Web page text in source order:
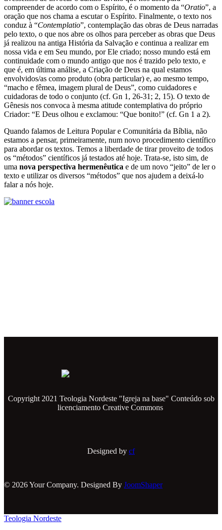
compreender de acordo com o Espírito, é o momento da “Oratio”, a
oração que nos chama a escutar o Espírito. Finalmente, o texto nos
conduz à “Contemplatio”, contemplação das obras de Deus narradas
pelo texto, o que nos abre os olhos para perceber as obras que Deus
já realizou na antiga História da Salvação e continua a realizar em
nossa vida e em Seu mundo, por Ele criado; nosso mundo está em
continuidade com o mundo antigo que nos é trazido pelo texto, e
que é, em última análise, a Criação de Deus na qual estamos
envolvidos/as como produto (obra particular) e, ao mesmo tempo,
“macho e fêmea, imagem plural de Deus”, como cuidadores e
cuidadoras de todo o conjunto (cf. Gn 1, 26-31; 2, 15). O texto de
Gênesis nos convoca à mesma atitude contemplativa do próprio
Criador: “E Deus olhou e exclamou: “Que bonito!” (cf. Gn 1 a 2).
Quando falamos de Leitura Popular e Comunitária da Bíblia, não
estamos a pensar, primeiramente, num novo procedimento científico
para abordar os textos. Temos a liberdade de tirar proveito de todos
os “métodos” científicos já testados até hoje. Trata-se, isto sim, de
uma nova perspectiva hermenêutica e de um novo “jeito” de ler o
texto e utilizar os diversos “métodos” que nos ajudem a deixá-lo
falar a nós hoje.
Copyright 2021 Teologia Nordeste "Igreja na base" Conteúdo sob
licenciamento Creative Commons
Designed by cf
© 2026 Your Company. Designed By JoomShaper
Teologia Nordeste